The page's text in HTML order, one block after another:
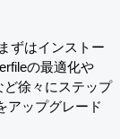
ずはインストー
の最適化や
ど徐々にステップ
アップグレード